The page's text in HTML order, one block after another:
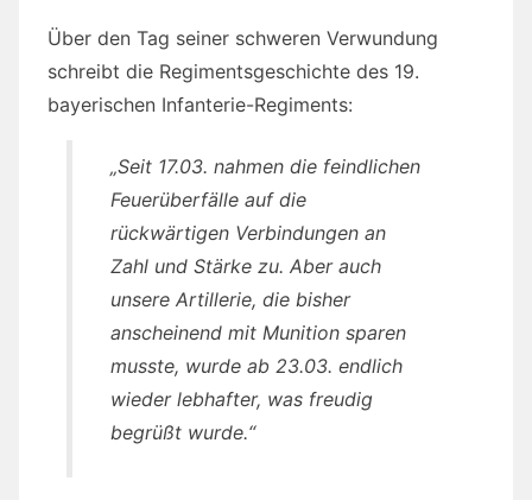
Über den Tag seiner schweren Verwundung
schreibt die Regimentsgeschichte des 19.
bayerischen Infanterie-Regiments:
„Seit 17.03. nahmen die feindlichen
Feuerüberfälle auf die
rückwärtigen Verbindungen an
Zahl und Stärke zu. Aber auch
unsere Artillerie, die bisher
anscheinend mit Munition sparen
musste, wurde ab 23.03. endlich
wieder lebhafter, was freudig
begrüßt wurde.“